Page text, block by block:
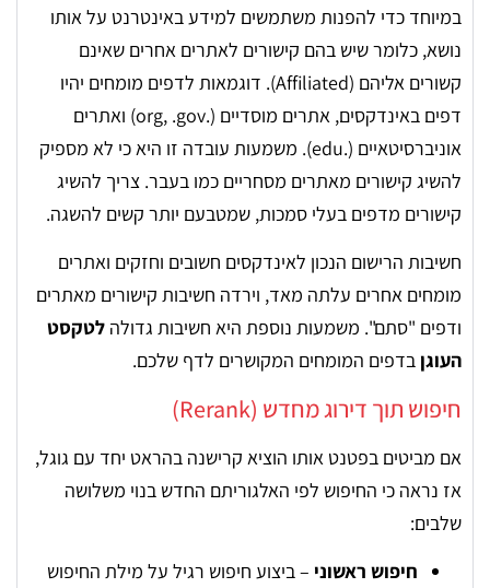
במיוחד כדי להפנות משתמשים למידע באינטרנט על אותו
נושא, כלומר שיש בהם קישורים לאתרים אחרים שאינם
קשורים אליהם (Affiliated). דוגמאות לדפים מומחים יהיו
דפים באינדקסים, אתרים מוסדיים (.org, .gov) ואתרים
אוניברסיטאיים (.edu). משמעות עובדה זו היא כי לא מספיק
להשיג קישורים מאתרים מסחריים כמו בעבר. צריך להשיג
קישורים מדפים בעלי סמכות, שמטבעם יותר קשים להשגה.
חשיבות הרישום הנכון לאינדקסים חשובים וחזקים ואתרים
מומחים אחרים עלתה מאד, וירדה חשיבות קישורים מאתרים
ודפים "סתם". משמעות נוספת היא חשיבות גדולה לטקסט
העוגן בדפים המומחים המקושרים לדף שלכם.
חיפוש תוך דירוג מחדש (Rerank)
אם מביטים בפטנט אותו הוציא קרישנה בהראט יחד עם גוגל,
אז נראה כי החיפוש לפי האלגוריתם החדש בנוי משלושה
שלבים:
חיפוש ראשוני – ביצוע חיפוש רגיל על מילת החיפוש